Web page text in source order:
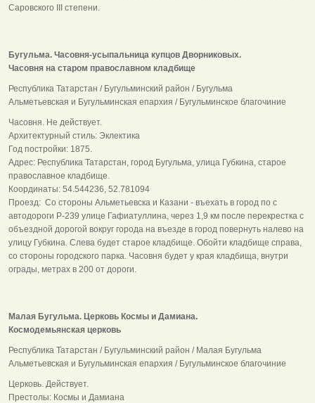
Саровского III степени.
Бугульма. Часовня-усыпальница купцов Дворниковых.
Часовня на старом православном кладбище
Республика Татарстан / Бугульминский район / Бугульма
Альметьевская и Бугульминская епархия / Бугульминское благочиние
Часовня. Не действует.
Архитектурный стиль: Эклектика
Год постройки: 1875.
Адрес: Республика Татарстан, город Бугульма, улица Губкина, старое
православное кладбище.
Координаты: 54.544236, 52.781094
Проезд: Со стороны Альметьевска и Казани - въехать в город по с
автодороги Р-239 улице Гафиатуллина, через 1,9 км после перекрестка с
объездной дорогой вокруг города на въезде в город повернуть налево на
улицу Губкина. Слева будет старое кладбище. Обойти кладбище справа,
со стороны городского парка. Часовня будет у края кладбища, внутри
ограды, метрах в 200 от дороги.
Малая Бугульма. Церковь Космы и Дамиана.
Космодемьянская церковь
Республика Татарстан / Бугульминский район / Малая Бугульма
Альметьевская и Бугульминская епархия / Бугульминское благочиние
Церковь. Действует.
Престолы: Космы и Дамиана